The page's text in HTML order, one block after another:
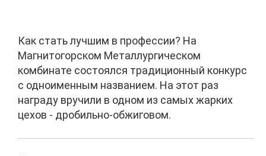
Как стать лучшим в профессии? На
Магнитогорском Металлургическом
комбинате состоялся традиционный конкурс
с одноименным названием. На этот раз
награду вручили в одном из самых жарких
цехов - дробильно-обжиговом.